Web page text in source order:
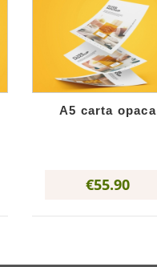
A5 carta opaca
€55.90